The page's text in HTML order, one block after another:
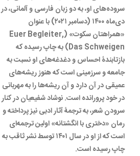
سروده‌های او، به دو زبان فارسی و آلمانی، در
دی‌ماه ۱۴۰۰ (دسامبر ۲۰۲۱) با عنوان
«همراهتان سکوت» (Euer Begleiter,
Das Schweigen) به چاپ رسیده که
بازتابندۀ احساس و دغدغه‌های او نسبت به
جامعه و سرزمینی است که هنوز ریشه‌های
عمیقی در آن دارد و آن ریشه‌ها را به مهربانی
در خود پرورانده است. نوشاد شفیعیان در کنار
سرودن شعر، به ترجمۀ آثار ادبی نیز پرداخته و
رمان «دختری با انگشتانه» اولین ترجمه‌ای
است که از او در سال ۱۴۰۱ توسط نشر ثاقب به
چاپ رسیده است.